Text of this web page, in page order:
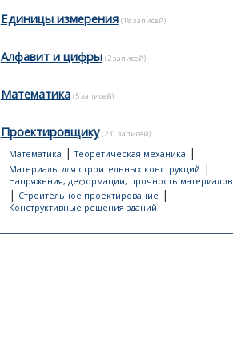
Единицы измерения (18 записей)
Алфавит и цифры (2 записей)
Математика (5 записей)
Проектировщику (231 записей)
Математика |Теоретическая механика |
Материалы для строительных конструкций |
Напряжения, деформации, прочность материалов
| Строительное проектирование |
Конструктивные решения зданий